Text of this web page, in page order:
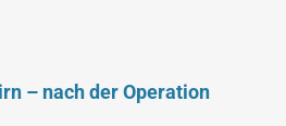
– nach der Operation